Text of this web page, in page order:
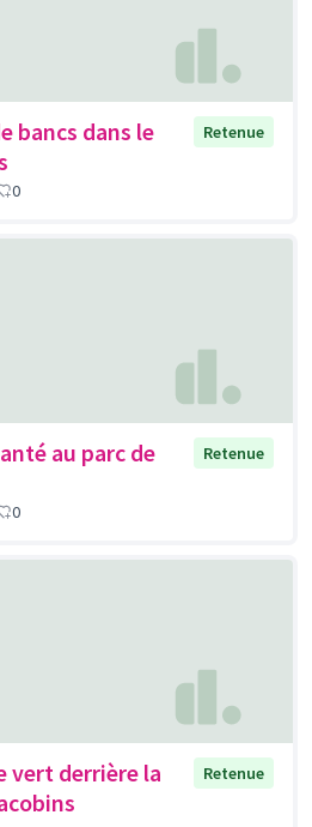
dans le
Retenue
0
au parc de
Retenue
0
vert derrière la
Retenue